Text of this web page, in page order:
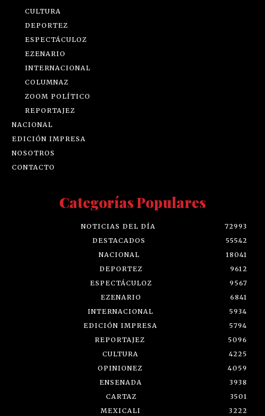
CULTURA
DEPORTEZ
ESPECTÁCULOZ
EZENARIO
INTERNACIONAL
COLUMNAZ
ZOOM POLÍTICO
REPORTAJEZ
NACIONAL
EDICIÓN IMPRESA
NOSOTROS
CONTACTO
Categorías Populares
NOTICIAS DEL DÍA
72993
DESTACADOS
55542
NACIONAL
18041
DEPORTEZ
9612
ESPECTÁCULOZ
9567
EZENARIO
6841
INTERNACIONAL
5934
EDICIÓN IMPRESA
5794
REPORTAJEZ
5096
CULTURA
4225
OPINIONEZ
4059
ENSENADA
3938
CARTAZ
3501
MEXICALI
3222